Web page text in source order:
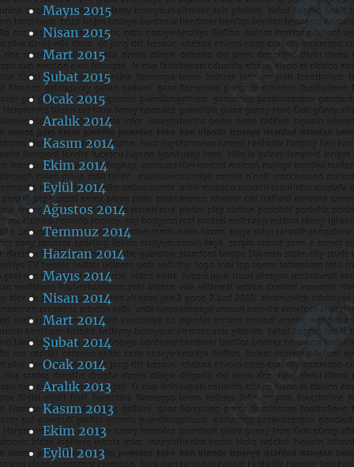
Mayıs 2015
Nisan 2015
Mart 2015
Şubat 2015
Ocak 2015
Aralık 2014
Kasım 2014
Ekim 2014
Eylül 2014
Ağustos 2014
Temmuz 2014
Haziran 2014
Mayıs 2014
Nisan 2014
Mart 2014
Şubat 2014
Ocak 2014
Aralık 2013
Kasım 2013
Ekim 2013
Eylül 2013